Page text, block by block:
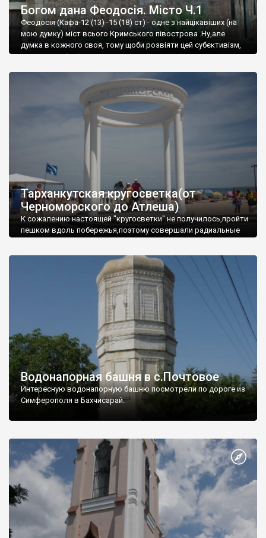
Богом дана Феодосія. Місто Ч.1
Феодосія (Кафа-12 (13) -15 (18) ст) - одне з найцікавіших (на
мою думку) міст всього Кримського півострова .Ну,але
думка в кожного своя, тому щоби розвіяти цей субєктивізм,
запрошую відвідати це
Тарханкутская кругосветка(от
Черноморского до Атлеша)
К сожалению настоящей "кругосветки" не получилось,пройти
пешком вдоль побережья,поэтому совершали радиальные
Водонапорная башня в с.Почтовое
Интересную водонапорную башню посмотрели по дороге из
Симферополя в Бахчисарай.